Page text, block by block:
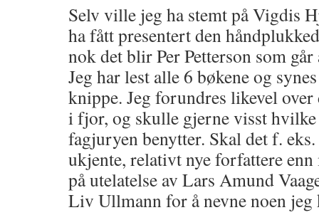
Selv ville jeg ha stemt på Vigdis
ha fått presentert den
nok det blir Per Petterson som går
Jeg har lest alle 6 bøkene og
knippe. Jeg forundres likevel
i fjor, og skulle gjerne visst
fagjuryen benytter. Skal det f.
ukjente, relativt nye forfattere enn
på utelatelse av Lars Amund
Liv Ullmann for å nevne noen